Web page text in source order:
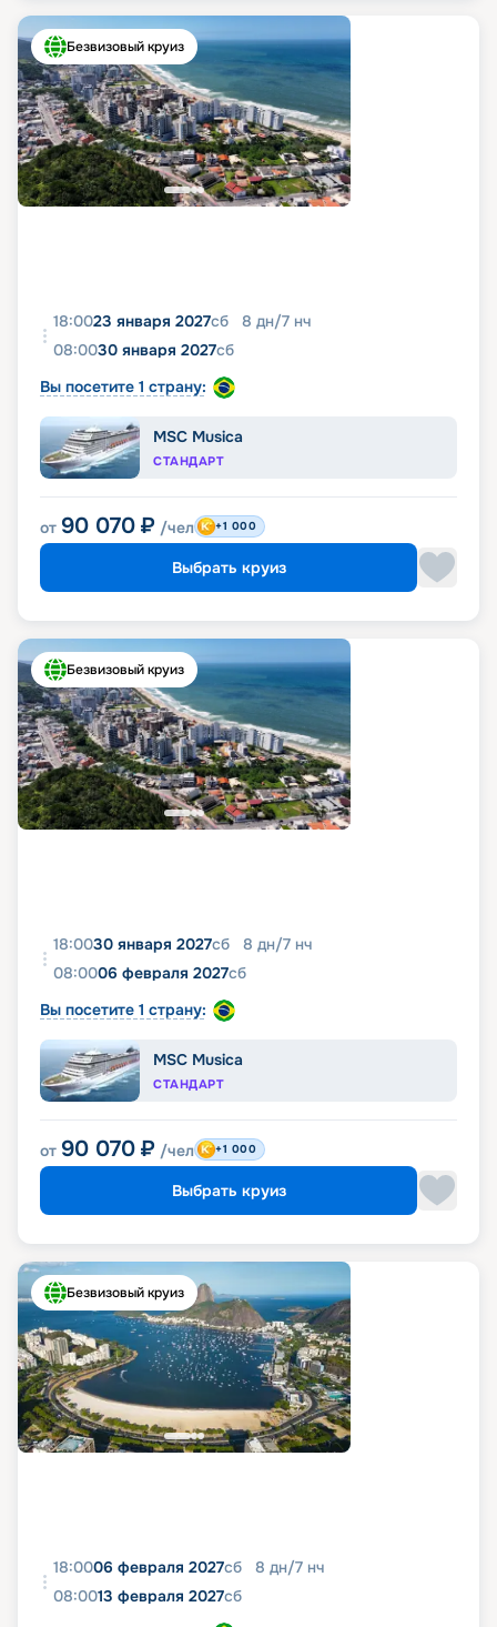
Безвизовый круиз
18:0023 января 2027сб 8 дн/7 нч
08:0030 января 2027сб
Вы посетите 1 страну:
MSC Musica
СТАНДАРТ
от 90 070 ₽ /чел +1 000
Выбрать круиз
Безвизовый круиз
18:0030 января 2027сб 8 дн/7 нч
08:0006 февраля 2027сб
Вы посетите 1 страну:
MSC Musica
СТАНДАРТ
от 90 070 ₽ /чел +1 000
Выбрать круиз
Безвизовый круиз
18:0006 февраля 2027сб 8 дн/7 нч
08:0013 февраля 2027сб